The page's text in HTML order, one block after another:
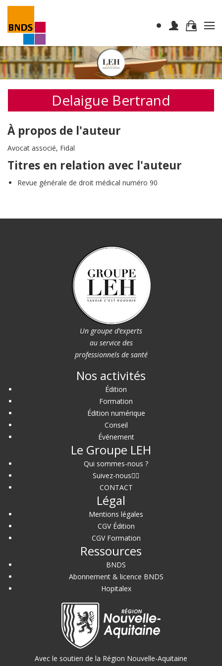
Delaigue Bertrand
À propos de l'auteur
Avocat associé, Fidal
Titres en relation avec l'auteur
Revue générale de droit médical numéro 90
Un groupe d’experts
au service des
professionnels de santé
Nos activités
Édition
Formation
Édition numérique
Conseil
Événement
Le Groupe LEH
Qui sommes-nous ?
Suivez-nous
CONTACT
Légal
Mentions légales
CGV Édition
CGV Formation
Ressources
BNDS
Abonnement & licence BNDS
Hopitalex
Avec le soutien de la Région Nouvelle-Aquitaine